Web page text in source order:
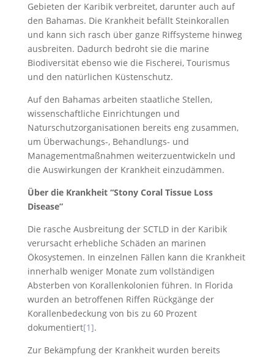
Gebieten der Karibik verbreitet, darunter auch auf
den Bahamas. Die Krankheit befällt Steinkorallen
und kann sich rasch über ganze Riffsysteme hinweg
ausbreiten. Dadurch bedroht sie die marine
Biodiversität ebenso wie die Fischerei, Tourismus
und den natürlichen Küstenschutz.
Auf den Bahamas arbeiten staatliche Stellen,
wissenschaftliche Einrichtungen und
Naturschutzorganisationen bereits eng zusammen,
um Überwachungs-, Behandlungs- und
Managementmaßnahmen weiterzuentwickeln und
die Auswirkungen der Krankheit einzudämmen.
Über die Krankheit “Stony Coral Tissue Loss
Disease”
Die rasche Ausbreitung der SCTLD in der Karibik
verursacht erhebliche Schäden an marinen
Ökosystemen. In einzelnen Fällen kann die Krankheit
innerhalb weniger Monate zum vollständigen
Absterben von Korallenkolonien führen. In Florida
wurden an betroffenen Riffen Rückgänge der
Korallenbedeckung von bis zu 60 Prozent
dokumentiert[1].
Zur Bekämpfung der Krankheit wurden bereits